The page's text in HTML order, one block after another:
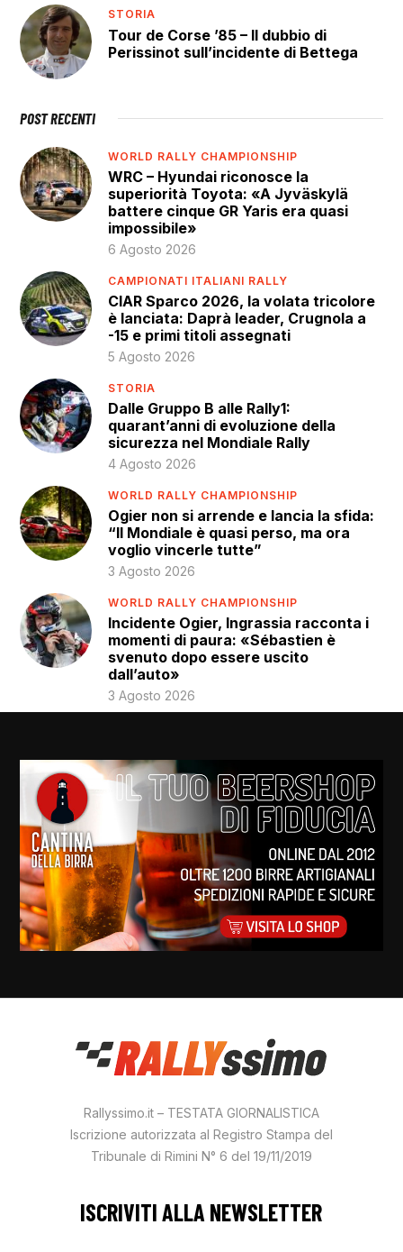
STORIA
Tour de Corse ’85 – Il dubbio di
Perissinot sull’incidente di Bettega
POST RECENTI
WORLD RALLY CHAMPIONSHIP
WRC – Hyundai riconosce la
superiorità Toyota: «A Jyväskylä
battere cinque GR Yaris era quasi
impossibile»
6 Agosto 2026
CAMPIONATI ITALIANI RALLY
CIAR Sparco 2026, la volata tricolore
è lanciata: Daprà leader, Crugnola a
-15 e primi titoli assegnati
5 Agosto 2026
STORIA
Dalle Gruppo B alle Rally1:
quarant’anni di evoluzione della
sicurezza nel Mondiale Rally
4 Agosto 2026
WORLD RALLY CHAMPIONSHIP
Ogier non si arrende e lancia la sfida:
“Il Mondiale è quasi perso, ma ora
voglio vincerle tutte”
3 Agosto 2026
WORLD RALLY CHAMPIONSHIP
Incidente Ogier, Ingrassia racconta i
momenti di paura: «Sébastien è
svenuto dopo essere uscito
dall’auto»
3 Agosto 2026
Rallyssimo.it – TESTATA GIORNALISTICA
Iscrizione autorizzata al Registro Stampa del
Tribunale di Rimini N° 6 del 19/11/2019
ISCRIVITI ALLA NEWSLETTER